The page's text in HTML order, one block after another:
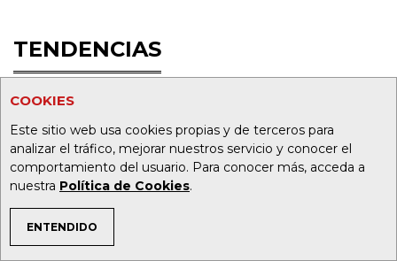
COOKIES
Este sitio web usa cookies propias y de terceros para
analizar el tráfico, mejorar nuestros servicio y conocer el
comportamiento del usuario. Para conocer más, acceda a
nuestra Política de Cookies.
ENTENDIDO
TEMAS DE INTERÉS
TENDENCIAS
1 BOLSAS
el dividendo y elevar 70% el Ebitda en
tres años
2
Dólar cerró $25 a la baja y volvió a la
senda bajista pese a las subastas del